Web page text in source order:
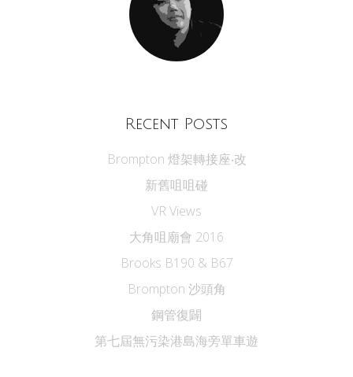
Recent Posts
Brompton 燈架轉接座‧改
新舊咀咀碰
VR Views
大角咀廟會 2016
Brooks B190 & B67
Brompton 沙頭角
鋼管復闢
第七屆無污染港島海旁單車遊